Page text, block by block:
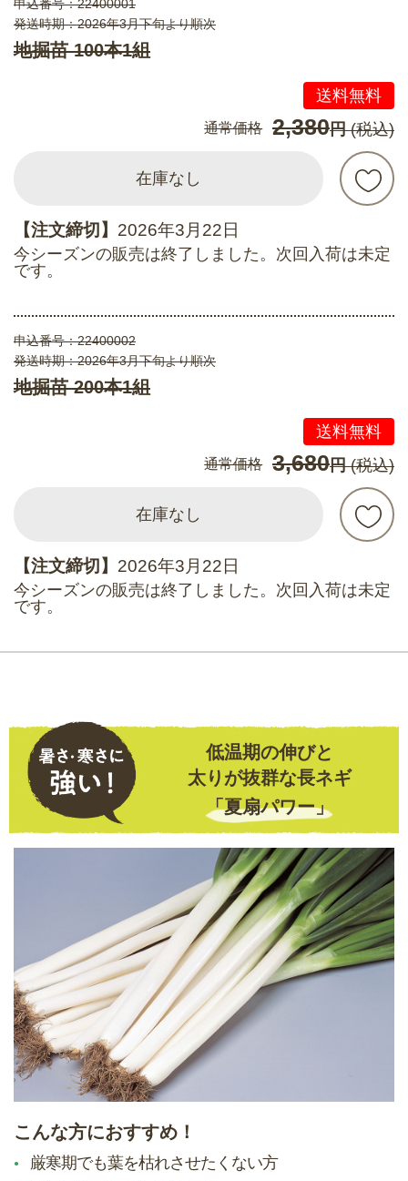
申込番号：22400001
発送時期：2026年3月下旬より順次
地掘苗 100本1組
送料無料
通常価格 2,380円(税込)
在庫なし
【注文締切】 2026年3月22日
今シーズンの販売は終了しました。次回入荷は未定
です。
申込番号：22400002
発送時期：2026年3月下旬より順次
地掘苗 200本1組
送料無料
通常価格 3,680円(税込)
在庫なし
【注文締切】 2026年3月22日
今シーズンの販売は終了しました。次回入荷は未定
です。
低温期の伸びと
太りが抜群な長ネギ
「夏扇パワー」
こんな方におすすめ！
厳寒期でも葉を枯れさせたくない方